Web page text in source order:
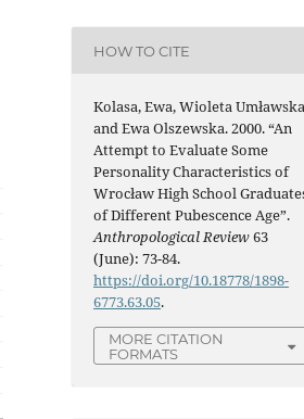
HOW TO CITE
Kolasa, Ewa, Wioleta
and Ewa Olszewska. 2000. “An
Attempt to Evaluate Some
Personality Characteristics of
Wrocław High School
of Different Pubescence Age”.
Anthropological Review63
(June): 73-84.
https://doi.org/10.18778/1898-
6773.63.05.
MORE CITATION
FORMATS